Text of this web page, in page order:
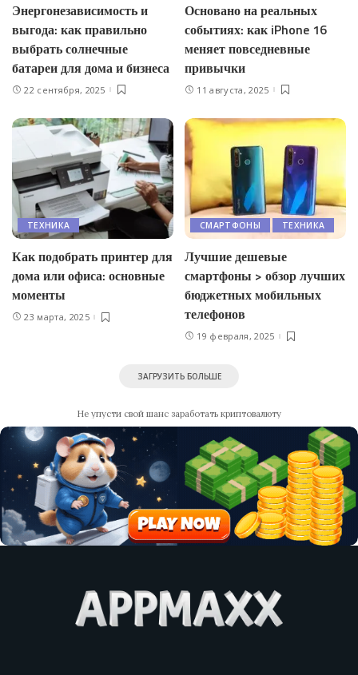
Энергонезависимость и
выгода: как правильно
выбрать солнечные
батареи для дома и бизнеса
22 сентября, 2025
Основано на реальных
событиях: как iPhone 16
меняет повседневные
привычки
11 августа, 2025
ТЕХНИКА
Как подобрать принтер для
дома или офиса: основные
моменты
23 марта, 2025
СМАРТФОНЫ ТЕХНИКА
Лучшие дешевые
смартфоны > обзор лучших
бюджетных мобильных
телефонов
19 февраля, 2025
ЗАГРУЗИТЬ БОЛЬШЕ
Не упусти свой шанс заработать криптовалюту